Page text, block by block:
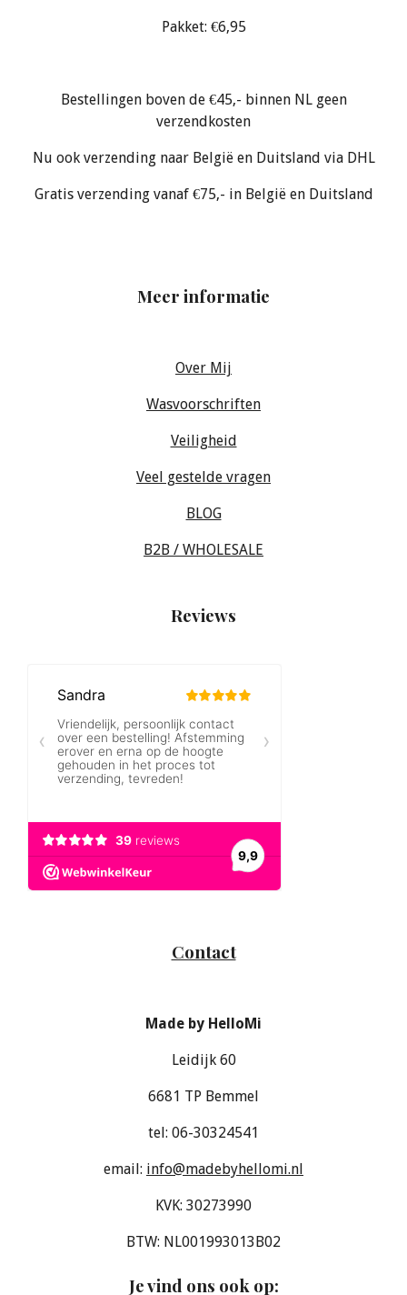
Pakket: €6,95
Bestellingen boven de €45,- binnen NL geen
verzendkosten
Nu ook verzending naar België en Duitsland via DHL
Gratis verzending vanaf €75,- in België en Duitsland
Meer informatie
Over Mij
Wasvoorschriften
Veiligheid
Veel gestelde vragen
BLOG
B2B / WHOLESALE
Reviews
Contact
Made by HelloMi
Leidijk 60
6681 TP Bemmel
tel: 06-30324541
email: info@madebyhellomi.nl
KVK: 30273990
BTW: NL001993013B02
Je vind ons ook op: